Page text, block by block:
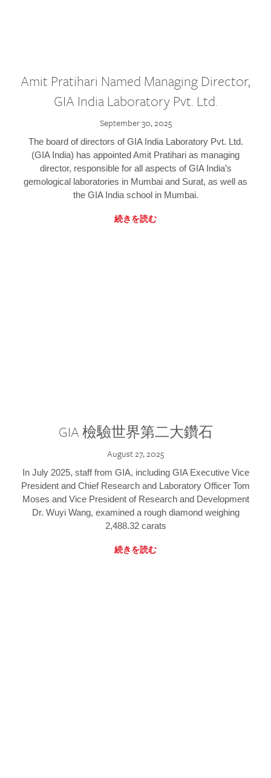
Amit Pratihari Named Managing Director,
GIA India Laboratory Pvt. Ltd.
September 30, 2025
The board of directors of GIA India Laboratory Pvt. Ltd.
(GIA India) has appointed Amit Pratihari as managing
director, responsible for all aspects of GIA India’s
gemological laboratories in Mumbai and Surat, as well as
the GIA India school in Mumbai.
続きを読む
GIA 檢驗世界第二大鑽石
August 27, 2025
In July 2025, staff from GIA, including GIA Executive Vice
President and Chief Research and Laboratory Officer Tom
Moses and Vice President of Research and Development
Dr. Wuyi Wang, examined a rough diamond weighing
2,488.32 carats
続きを読む